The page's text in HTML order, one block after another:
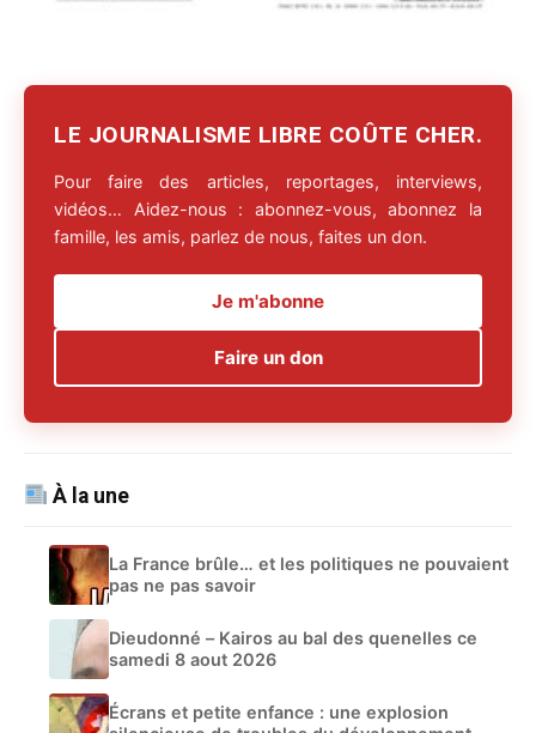
LE JOURNALISME LIBRE COÛTE CHER.
Pour faire des articles, reportages, interviews,
vidéos… Aidez-nous : abonnez-vous, abonnez la
famille, les amis, parlez de nous, faites un don.
Je m'abonne
Faire un don
À la une
La France brûle… et les politiques ne pouvaient
pas ne pas savoir
Dieudonné – Kairos au bal des quenelles ce
samedi 8 aout 2026
Écrans et petite enfance : une explosion